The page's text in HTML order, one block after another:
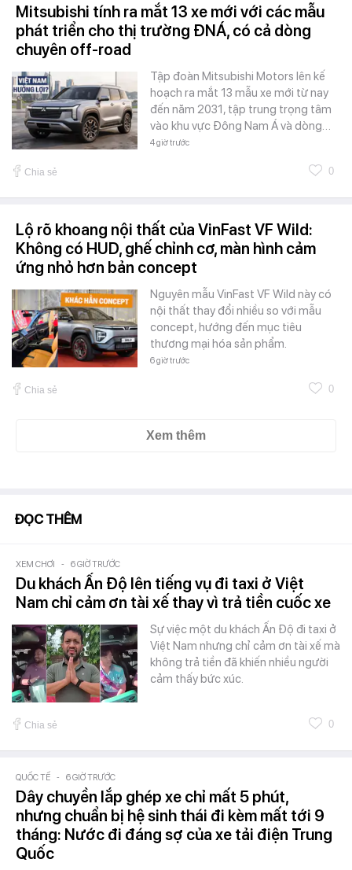
Mitsubishi tính ra mắt 13 xe mới với các mẫu
phát triển cho thị trường ĐNÁ, có cả dòng
chuyên off-road
Tập đoàn Mitsubishi Motors lên kế
hoạch ra mắt 13 mẫu xe mới từ nay
đến năm 2031, tập trung trọng tâm
vào khu vực Đông Nam Á và dòng…
4 giờ trước
Chia sẻ 0
Lộ rõ khoang nội thất của VinFast VF Wild:
Không có HUD, ghế chỉnh cơ, màn hình cảm
ứng nhỏ hơn bản concept
Nguyên mẫu VinFast VF Wild này có
nội thất thay đổi nhiều so với mẫu
concept, hướng đến mục tiêu
thương mại hóa sản phẩm.
6 giờ trước
Chia sẻ 0
Xem thêm
ĐỌC THÊM
XEM CHƠI - 6 GIỜ TRƯỚC
Du khách Ấn Độ lên tiếng vụ đi taxi ở Việt
Nam chỉ cảm ơn tài xế thay vì trả tiền cuốc xe
Sự việc một du khách Ấn Độ đi taxi ở
Việt Nam nhưng chỉ cảm ơn tài xế mà
không trả tiền đã khiến nhiều người
cảm thấy bức xúc.
Chia sẻ 0
QUỐC TẾ - 6 GIỜ TRƯỚC
Dây chuyền lắp ghép xe chỉ mất 5 phút,
nhưng chuẩn bị hệ sinh thái đi kèm mất tới 9
tháng: Nước đi đáng sợ của xe tải điện Trung
Quốc